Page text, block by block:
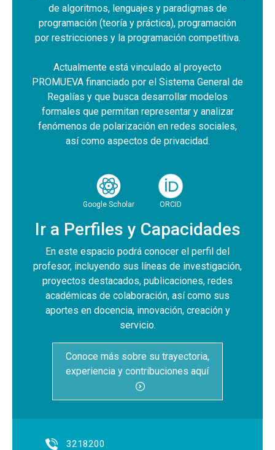
de algoritmos, lenguajes y paradigmas de
programación (teoría y práctica), programación
por restricciones y la programación competitiva.
Actualmente está vinculado al proyecto
PROMUEVA financiado por el Sistema General de
Regalías y que busca desarrollar modelos
formales que permitan representar y analizar
fenómenos de polarización en redes sociales,
así como aspectos de privacidad.
Google Scholar ORCID
Ir a Perfiles y Capacidades
En este espacio podrá conocer el perfil del
profesor, incluyendo sus líneas de investigación,
proyectos destacados, publicaciones, redes
académicas de colaboración, así como sus
aportes en docencia, innovación, creación y
servicio.
Conoce más sobre su trayectoria,
experiencia y contribuciones aquí
3218200